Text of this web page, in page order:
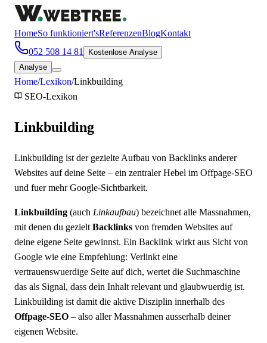
HomeSo funktioniert'sReferenzenBlogKontakt
052 508 14 81
Kostenlose Analyse
Analyse
Home/Lexikon/Linkbuilding
SEO-Lexikon
Linkbuilding
Linkbuilding ist der gezielte Aufbau von Backlinks anderer
Websites auf deine Seite – ein zentraler Hebel im Offpage-SEO
und fuer mehr Google-Sichtbarkeit.
Linkbuilding (auch Linkaufbau) bezeichnet alle Massnahmen,
mit denen du gezielt Backlinks von fremden Websites auf
deine eigene Seite gewinnst. Ein Backlink wirkt aus Sicht von
Google wie eine Empfehlung: Verlinkt eine
vertrauenswuerdige Seite auf dich, wertet die Suchmaschine
das als Signal, dass dein Inhalt relevant und glaubwuerdig ist.
Linkbuilding ist damit die aktive Disziplin innerhalb des
Offpage-SEO – also aller Massnahmen ausserhalb deiner
eigenen Website.